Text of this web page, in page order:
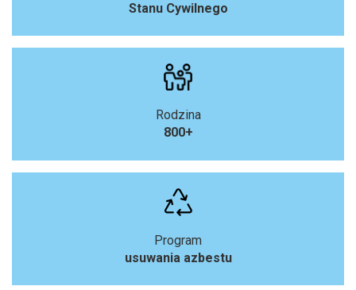
Stanu Cywilnego
Rodzina
800+
Program
usuwania azbestu